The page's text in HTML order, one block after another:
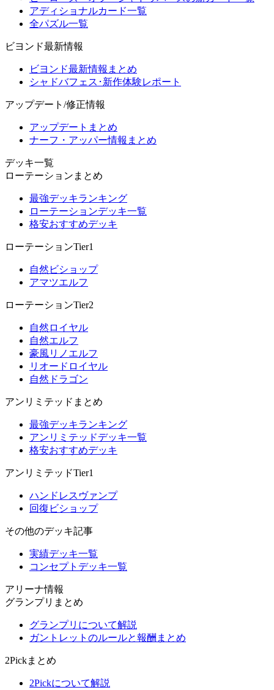
アディショナルカード一覧
全パズル一覧
ビヨンド最新情報
ビヨンド最新情報まとめ
シャドバフェス･新作体験レポート
アップデート/修正情報
アップデートまとめ
ナーフ・アッパー情報まとめ
デッキ一覧
ローテーションまとめ
最強デッキランキング
ローテーションデッキ一覧
格安おすすめデッキ
ローテーションTier1
自然ビショップ
アマツエルフ
ローテーションTier2
自然ロイヤル
自然エルフ
豪風リノエルフ
リオードロイヤル
自然ドラゴン
アンリミテッドまとめ
最強デッキランキング
アンリミテッドデッキ一覧
格安おすすめデッキ
アンリミテッドTier1
ハンドレスヴァンプ
回復ビショップ
その他のデッキ記事
実績デッキ一覧
コンセプトデッキ一覧
アリーナ情報
グランプリまとめ
グランプリについて解説
ガントレットのルールと報酬まとめ
2Pickまとめ
2Pickについて解説